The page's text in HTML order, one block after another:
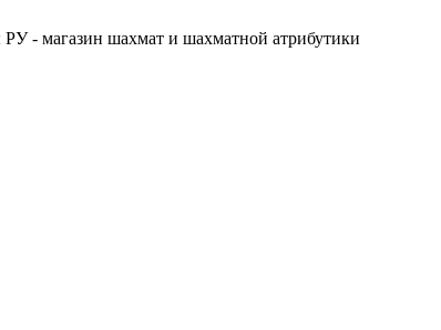
- магазин шахмат и шахматной атрибутики